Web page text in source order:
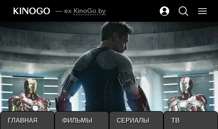
— ex KinoGo.by
ГЛАВНАЯ ФИЛЬМЫ СЕРИАЛЫ ТВ